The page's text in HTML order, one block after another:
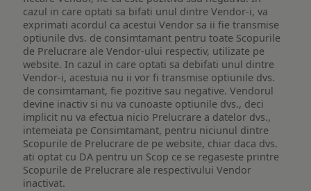
cazul in care optati sa bifati unul dintre Vendor-i, va
exprimati acordul ca acestui Vendor sa ii fie transmise
optiunile dvs. de consimtamant pentru toate Scopurile
de Prelucrare ale Vendor-ului respectiv, utilizate pe
website. In cazul in care optati sa debifati unul dintre
Vendor-i, acestuia nu ii vor fi transmise optiunile dvs.
de consimtamant, fie pozitive sau negative. Vendorul
devine inactiv si nu va cunoaste optiunile dvs., deci
implicit nu va efectua nicio Prelucrare a datelor dvs.,
intemeiata pe Consimtamant, pentru niciunul dintre
Scopurile de Prelucrare de pe website, chiar daca dvs.
ati optat cu DA pentru un Scop ce se regaseste printre
Scopurile de Prelucrare ale respectivului Vendor
inactivat.